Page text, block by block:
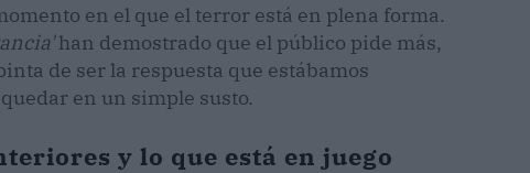
en el que el terror está en plena forma.
han demostrado que el público pide más,
de ser la respuesta que estábamos
en un simple susto.
y lo que está en juego